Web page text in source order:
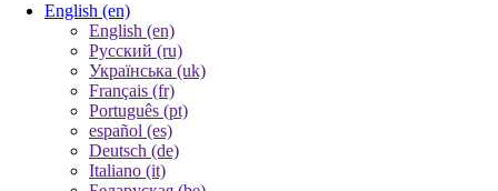
English (en)
English (en)
Русский (ru)
Українська (uk)
Français (fr)
Português (pt)
español (es)
Deutsch (de)
Italiano (it)